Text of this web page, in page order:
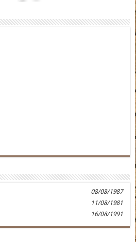
08/08/1987
11/08/1981
16/08/1991